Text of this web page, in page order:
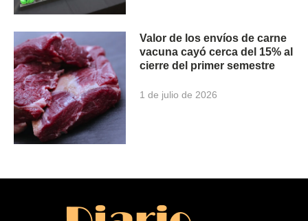
Valor de los envíos de carne
vacuna cayó cerca del 15% al
cierre del primer semestre
1 de julio de 2026